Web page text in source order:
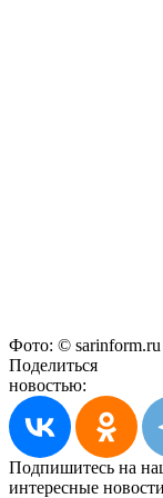
Фото: © sarinform.ru
Поделиться
новостью:
Подпишитесь на
интересные